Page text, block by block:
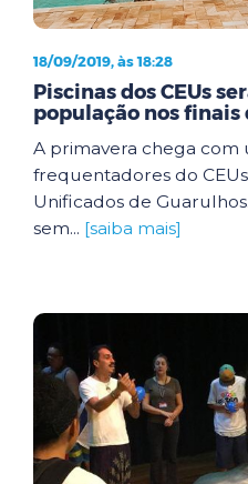
18/09/2019, às 18:28
Piscinas dos CEUs
população nos finais
A primavera chega com
frequentadores do
Unificados de
sem... [saiba mais]